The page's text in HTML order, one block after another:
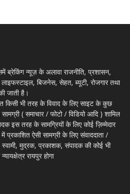
ब्रेकिंग न्यूज़ के अलावा राजनीति, प्रशासन,
बिजनेस, सेहत, ब्यूटी, रोजगार तथा
जाती है।
किसी भी तरह के विवाद के लिए साइट के कुछ
सामग्री ( समाचार / फोटो / विडियो आदि ) शामिल
इस तरह के सामग्रियों के लिए कोई ज़िम्मेदार
प्रकाशित ऐसी सामग्री के लिए संवाददाता /
स्वामी, मुद्रक, प्रकाशक, संपादक की कोई भी
रायपुर होगा